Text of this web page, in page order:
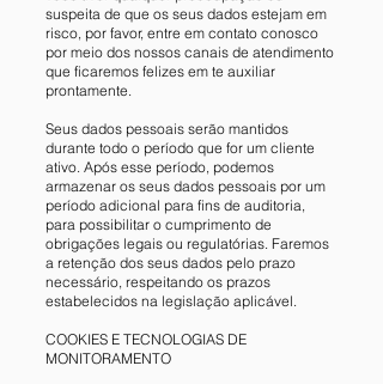
suspeita de que os seus dados estejam em
risco, por favor, entre em contato conosco
por meio dos nossos canais de atendimento
que ficaremos felizes em te auxiliar
prontamente.
Seus dados pessoais serão mantidos
durante todo o período que for um cliente
ativo. Após esse período, podemos
armazenar os seus dados pessoais por um
período adicional para fins de auditoria,
para possibilitar o cumprimento de
obrigações legais ou regulatórias. Faremos
a retenção dos seus dados pelo prazo
necessário, respeitando os prazos
estabelecidos na legislação aplicável.
COOKIES E TECNOLOGIAS DE
MONITORAMENTO